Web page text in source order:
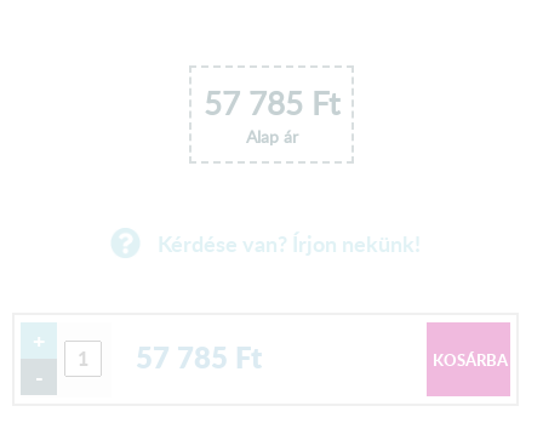
57 785 Ft
Alap ár
Kérdése van? Írjon nekünk!
+
-
57 785 Ft